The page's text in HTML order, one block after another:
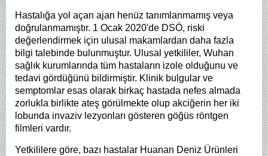
Hastalığa yol açan ajan henüz tanımlanmamış veya
doğrulanmamıştır. 1 Ocak 2020'de DSÖ, riski
değerlendirmek için ulusal makamlardan daha fazla
bilgi talebinde bulunmuştur. Ulusal yetkililer, Wuhan
sağlık kurumlarında tüm hastaların izole olduğunu ve
tedavi gördüğünü bildirmiştir. Klinik bulgular ve
semptomlar esas olarak birkaç hastada nefes almada
zorlukla birlikte ateş görülmekte olup akciğerin her iki
lobunda invaziv lezyonları gösteren göğüs röntgen
filmleri vardır.
Yetkililere göre, bazı hastalar Huanan Deniz Ürünleri